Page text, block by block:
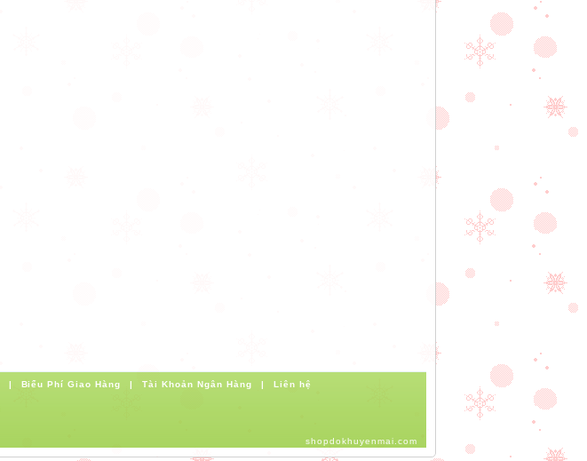
| Biểu Phí Giao Hàng | Tài Khoản Ngân Hàng | Liên hệ
shopdokhuyenmai.com